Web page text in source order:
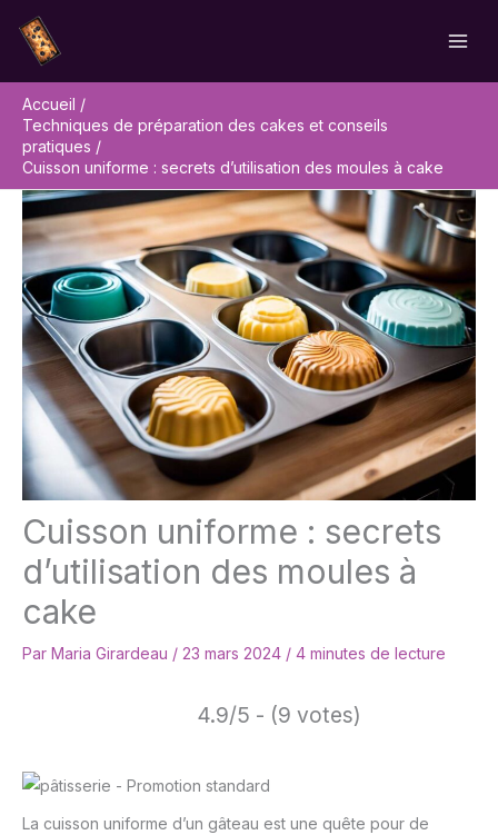
contenu
Accueil
Techniques de préparation des cakes et conseils
pratiques
Cuisson uniforme : secrets d’utilisation des moules à cake
Cuisson uniforme : secrets
d’utilisation des moules à
cake
Par Maria Girardeau / 23 mars 2024 / 4 minutes de lecture
4.9/5 - (9 votes)
La cuisson uniforme d’un gâteau est une quête pour de
Rechercher